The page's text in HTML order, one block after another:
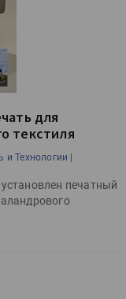
для
текстиля
и Технологии |
печатный